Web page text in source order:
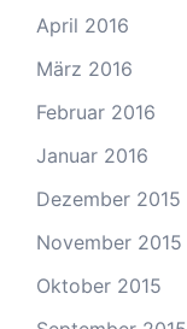
April 2016
März 2016
Februar 2016
Januar 2016
Dezember 2015
November 2015
Oktober 2015